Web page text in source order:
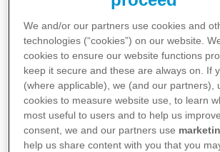
A CHI SI RIVOLGE
Classi 3° e 4° degli Istituti
secondari di II grado della
provincia di Ascoli-Piceno
Fermo
PROMOTORE
Fondazione Pfizer
con la collaborazione di
c/o il sito produttivo in
We and/or our partners use cookies and
technologies (“cookies”) on our website.
cookies to ensure our website functions
keep it secure and these are always on. If
(where applicable), we (and our partners),
cookies to measure website use, to learn
most useful to users and to help us
consent, we and our partners use
help us share content with you that you